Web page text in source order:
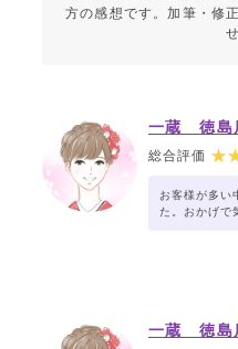
方の感想です。加筆・修
一蔵 徳島
総合評価
お客様が多い
た。おかげで
一蔵 徳島